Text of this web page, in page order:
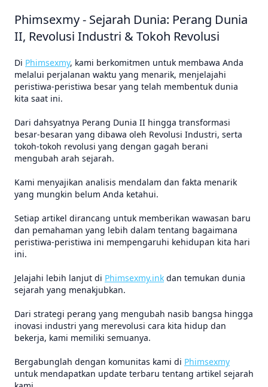
Phimsexmy - Sejarah Dunia: Perang Dunia
II, Revolusi Industri & Tokoh Revolusi
Di Phimsexmy, kami berkomitmen untuk membawa Anda
melalui perjalanan waktu yang menarik, menjelajahi
peristiwa-peristiwa besar yang telah membentuk dunia
kita saat ini.
Dari dahsyatnya Perang Dunia II hingga transformasi
besar-besaran yang dibawa oleh Revolusi Industri, serta
tokoh-tokoh revolusi yang dengan gagah berani
mengubah arah sejarah.
Kami menyajikan analisis mendalam dan fakta menarik
yang mungkin belum Anda ketahui.
Setiap artikel dirancang untuk memberikan wawasan baru
dan pemahaman yang lebih dalam tentang bagaimana
peristiwa-peristiwa ini mempengaruhi kehidupan kita hari
ini.
Jelajahi lebih lanjut di Phimsexmy.ink dan temukan dunia
sejarah yang menakjubkan.
Dari strategi perang yang mengubah nasib bangsa hingga
inovasi industri yang merevolusi cara kita hidup dan
bekerja, kami memiliki semuanya.
Bergabunglah dengan komunitas kami di Phimsexmy
untuk mendapatkan update terbaru tentang artikel sejarah